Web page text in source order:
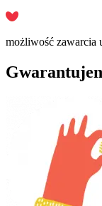
możliwość zawarcia